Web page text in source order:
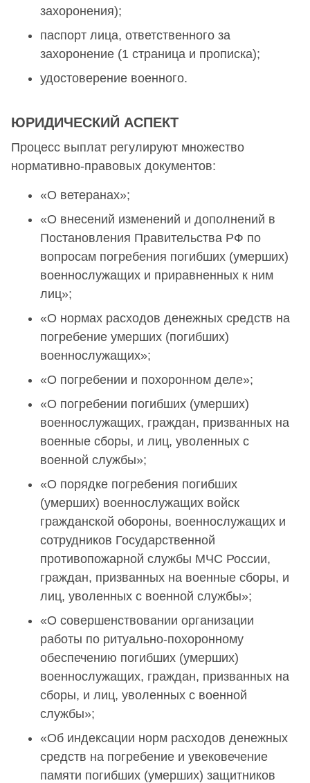
захоронения);
паспорт лица, ответственного за
захоронение (1 страница и прописка);
удостоверение военного.
ЮРИДИЧЕСКИЙ АСПЕКТ
Процесс выплат регулируют множество
нормативно-правовых документов:
«О ветеранах»;
«О внесений изменений и дополнений в
Постановления Правительства РФ по
вопросам погребения погибших (умерших)
военнослужащих и приравненных к ним
лиц»;
«О нормах расходов денежных средств на
погребение умерших (погибших)
военнослужащих»;
«О погребении и похоронном деле»;
«О погребении погибших (умерших)
военнослужащих, граждан, призванных на
военные сборы, и лиц, уволенных с
военной службы»;
«О порядке погребения погибших
(умерших) военнослужащих войск
гражданской обороны, военнослужащих и
сотрудников Государственной
противопожарной службы МЧС России,
граждан, призванных на военные сборы, и
лиц, уволенных с военной службы»;
«О совершенствовании организации
работы по ритуально-похоронному
обеспечению погибших (умерших)
военнослужащих, граждан, призванных на
сборы, и лиц, уволенных с военной
службы»;
«Об индексации норм расходов денежных
средств на погребение и увековечение
памяти погибших (умерших) защитников